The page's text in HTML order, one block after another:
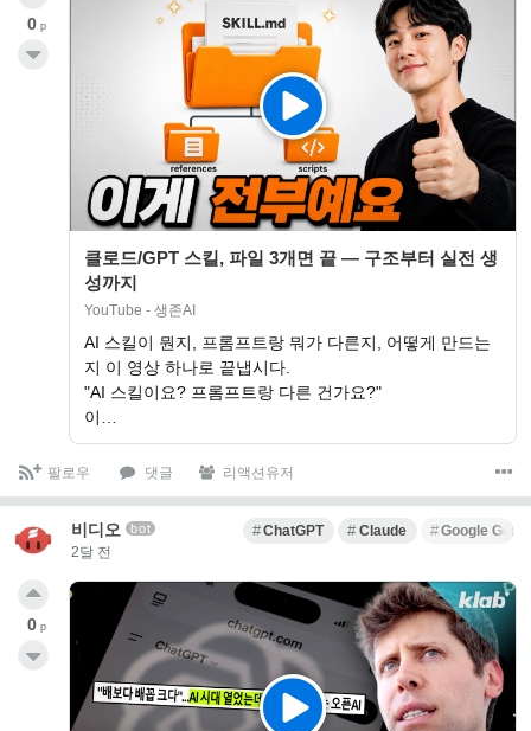
클로드/GPT 스킬, 파일 3개면 끝 — 구조부터 실전 생
성까지
YouTube - 생존AI
AI 스킬이 뭔지, 프롬프트랑 뭐가 다른지, 어떻게 만드는
지 이 영상 하나로 끝냅시다.
"AI 스킬이요? 프롬프트랑 다른 건가요?"
이…
0 p
팔로우 댓글 리액션유저
비디오 bot
2달 전
ChatGPT Claude Google
0 p